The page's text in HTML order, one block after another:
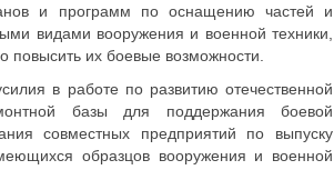
и программ по оснащению частей и
видами вооружения и военной техники,
повысить их боевые возможности.
в работе по развитию отечественной
базы для поддержания боевой
совместных предприятий по выпуску
образцов вооружения и военной